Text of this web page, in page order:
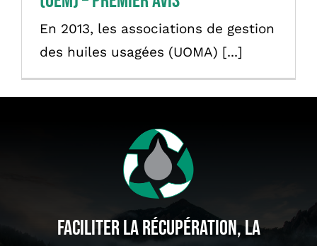
En 2013, les associations de gestion
des huiles usagées (UOMA) [...]
Faciliter La Récupération, La